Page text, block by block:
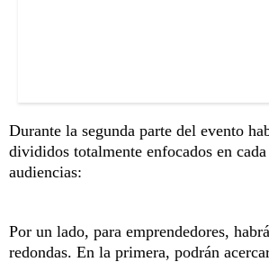
Durante la segunda parte del evento
divididos totalmente enfocados en
audiencias:
Por un lado, para emprendedores,
redondas. En la primera, podrán